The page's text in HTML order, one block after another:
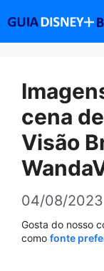
conteúdo
cena
Visão
04/08/2023
Gosta do nosso
como fonte